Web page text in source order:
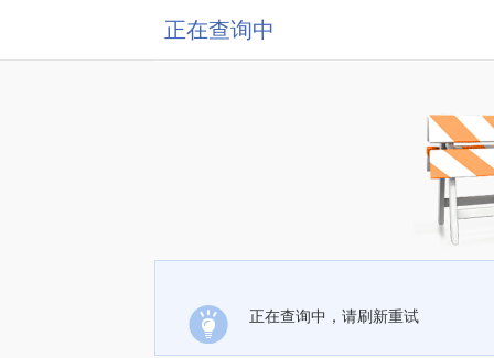
正在查询中
正在查询中，请刷新重试